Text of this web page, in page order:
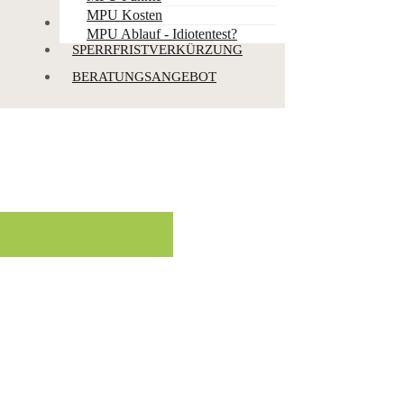
MPU Kosten
MPU Ablauf - Idiotentest?
PUNKTEABBBAU
SPERRFRISTVERKÜRZUNG
BERATUNGSANGEBOT